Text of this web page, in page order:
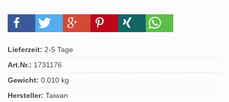
Lieferzeit: 2-5 Tage
Art.Nr.: 1731176
Gewicht: 0.010 kg
Hersteller: Taiwan